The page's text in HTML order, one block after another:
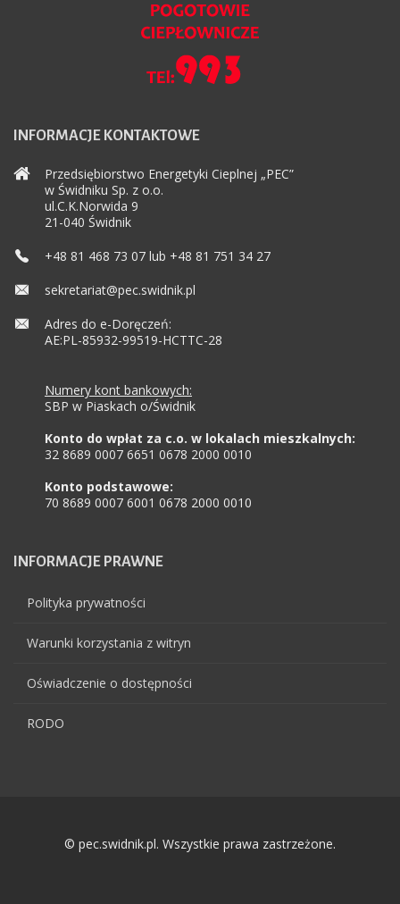
INFORMACJE KONTAKTOWE
Przedsiębiorstwo Energetyki Cieplnej „PEC”
w Świdniku Sp. z o.o.
ul.C.K.Norwida 9
21-040 Świdnik
+48 81 468 73 07 lub +48 81 751 34 27
sekretariat@pec.swidnik.pl
Adres do e-Doręczeń:
AE:PL-85932-99519-HCTTC-28
Numery kont bankowych:
SBP w Piaskach o/Świdnik
Konto do wpłat za c.o. w lokalach mieszkalnych:
32 8689 0007 6651 0678 2000 0010
Konto podstawowe:
70 8689 0007 6001 0678 2000 0010
INFORMACJE PRAWNE
Polityka prywatności
Warunki korzystania z witryn
Oświadczenie o dostępności
RODO
© pec.swidnik.pl. Wszystkie prawa zastrzeżone.